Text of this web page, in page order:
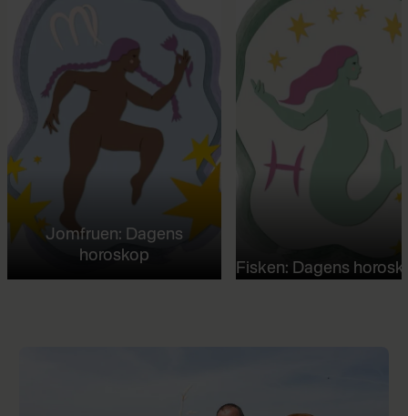
Jomfruen: Dagens
horoskop
Fisken: Dagens